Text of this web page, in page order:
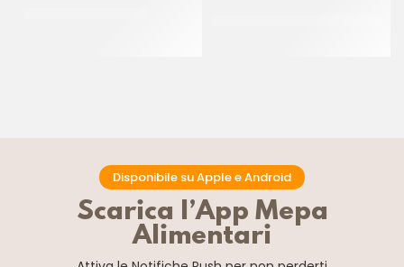
Disponibile su Apple e Android
Scarica l’App Mepa
Alimentari